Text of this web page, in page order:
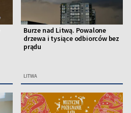
Burze nad Litwą. Powalone
drzewa i tysiące odbiorców bez
prądu
LITWA